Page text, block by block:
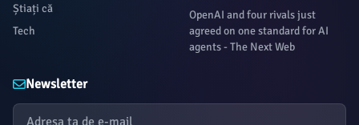
Știați că
Tech
OpenAI and four rivals just
agreed on one standard for AI
agents - The Next Web
Newsletter